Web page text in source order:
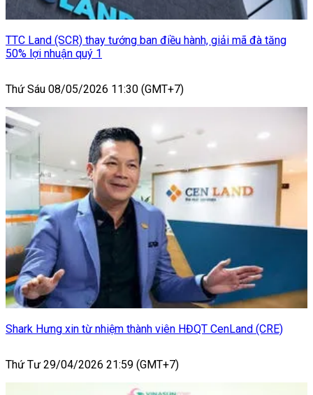
TTC Land (SCR) thay tướng ban điều hành, giải mã đà tăng
50% lợi nhuận quý 1
Thứ Sáu 08/05/2026 11:30 (GMT+7)
Shark Hưng xin từ nhiệm thành viên HĐQT CenLand (CRE)
Thứ Tư 29/04/2026 21:59 (GMT+7)